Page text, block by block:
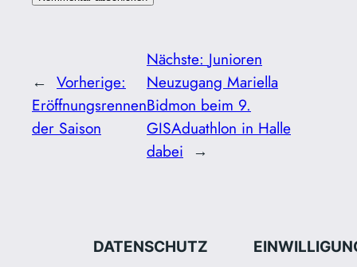
← Vorherige:
Eröffnungsrennen
der Saison
Nächste: Junioren
Neuzugang Mariella
Bidmon beim 9.
GISAduathlon in Halle
dabei →
DATENSCHUTZ